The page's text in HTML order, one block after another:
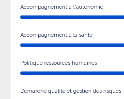
Accompagnement à l'autonomie
Accompagnement à la santé
Politique ressources humaines
Démarche qualité et gestion des risques